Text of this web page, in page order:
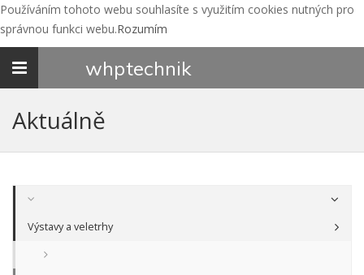
Používáním tohoto webu souhlasíte s využitím cookies nutných pro
správnou funkci webu.Rozumím
Toggle
whptechnik
Aktuálně
Výstavy a veletrhy